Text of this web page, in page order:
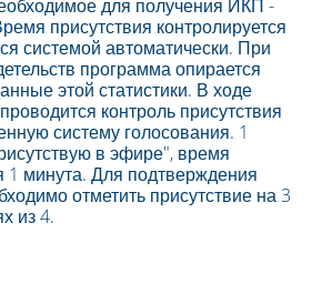
для получения ИКП -
присутствия контролируется
системой автоматически. При
программа опирается
этой статистики. В ходе
контроль присутствия
систему голосования. 1
в эфире", время
1 минута. Для подтверждения
отметить присутствие на 3
из 4.